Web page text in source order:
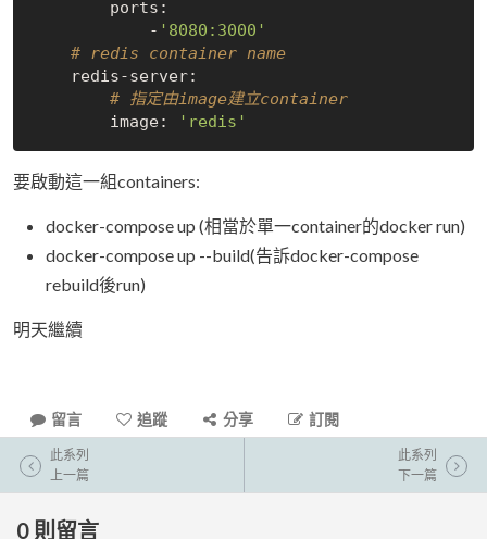
            -
'8080:3000'
# redis container name
# 指定由image建立container
        image:
'redis'
要啟動這一組containers:
docker-compose up (相當於單一container的docker run)
docker-compose up --build(告訴docker-compose
rebuild後run)
明天繼續
留言 追蹤 分享 訂閱
此系列
上一篇
此系列
下一篇
0 則留言